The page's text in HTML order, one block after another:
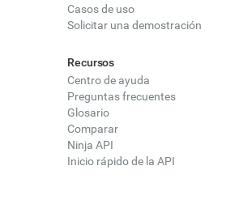
Casos de uso
Solicitar una demostración
Recursos
Centro de ayuda
Preguntas frecuentes
Glosario
Comparar
Ninja API
Inicio rápido de la API